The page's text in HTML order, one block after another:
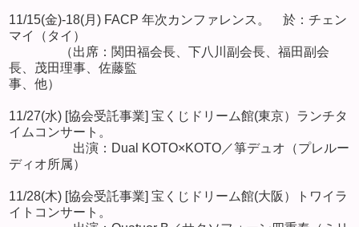
11/15(金)-18(月) FACP 年次カンファレンス。 於：チェン
マイ（タイ）
（出席：関田福会長、下八川副会長、福田副会
長、茂田理事、佐藤監
事、他）
11/27(水) [協会受託事業] 宝くじドリーム館(東京）ランチタ
イムコンサート。
出演：Dual KOTO×KOTO／箏デュオ（プレルー
ディオ所属）
11/28(木) [協会受託事業] 宝くじドリーム館(大阪）トワイラ
イトコンサート。